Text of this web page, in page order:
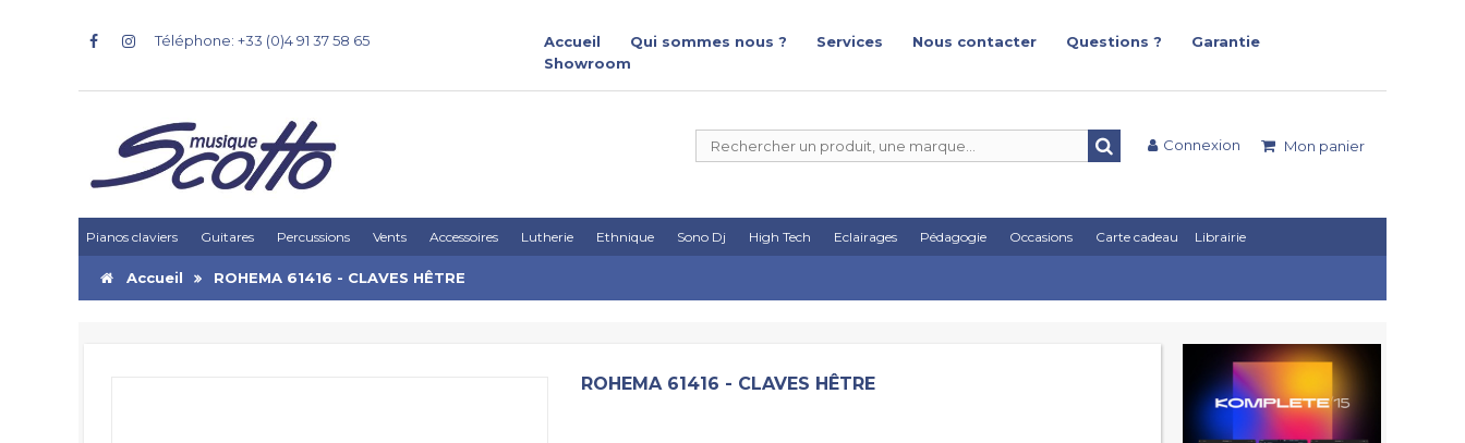
Téléphone: +33 (0)4 91 37 58 65 Accueil Qui sommes nous ? Services Nous contacter Questions ?
Garantie
Showroom
Mon panier
Connexion
Pianos claviers Guitares Percussions Vents Accessoires Lutherie Ethnique Sono Dj High Tech Eclairages Pédagogie Occasions Carte cadeau Librairie
Accueil ROHEMA 61416 - CLAVES HÊTRE
ROHEMA 61416 - CLAVES HÊTRE